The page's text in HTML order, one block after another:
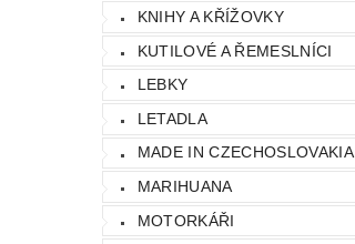
KNIHY A KŘÍŽOVKY
KUTILOVÉ A ŘEMESLNÍCI
LEBKY
LETADLA
MADE IN CZECHOSLOVAKIA
MARIHUANA
MOTORKÁŘI